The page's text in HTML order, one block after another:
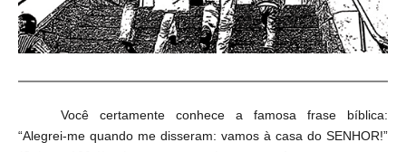
Você certamente conhece a famosa frase bíblica:
“Alegrei-me quando me disseram: vamos à casa do SENHOR!”